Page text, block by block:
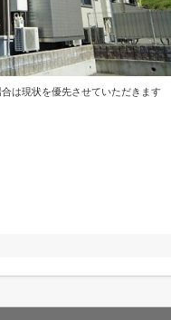
は現状を優先させていただきます